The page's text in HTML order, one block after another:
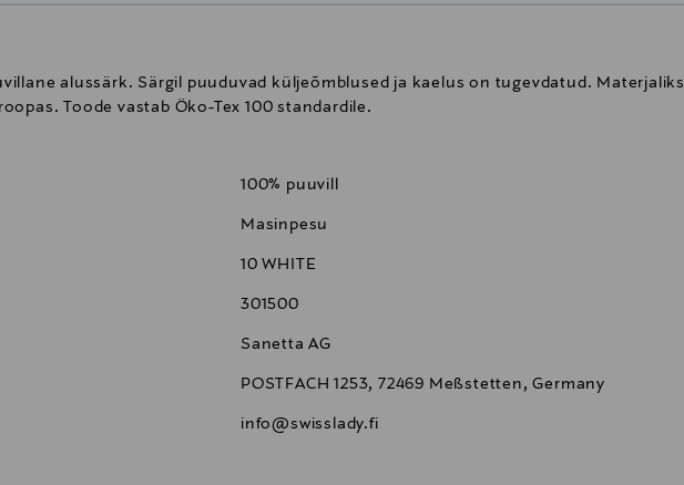
alussärk. Särgil puuduvad küljeõmblused ja kaelus on tugevdatud. Materjaliks
Toode vastab Öko-Tex 100 standardile.
100% puuvill
Masinpesu
10 WHITE
301500
Sanetta AG
POSTFACH 1253, 72469 Meßstetten, Germany
info@swisslady.fi